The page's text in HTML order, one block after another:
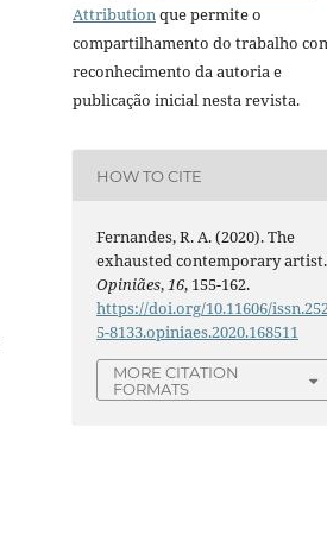
Attributionque permite o
compartilhamento do trabalho
reconhecimento da autoria e
publicação inicial nesta revista.
HOW TO CITE
Fernandes, R. A. (2020). The
exhausted contemporary artist.
Opiniães,16, 155-162.
https://doi.org/10.11606/
5-8133.opiniaes.2020.168511
MORE CITATION
FORMATS